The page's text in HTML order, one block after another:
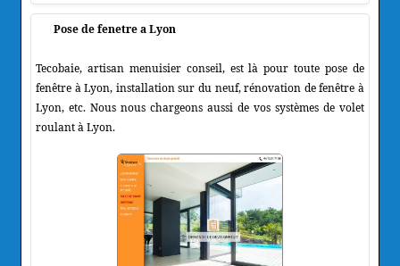
Pose de fenetre a Lyon
Tecobaie, artisan menuisier conseil, est là pour toute pose de
fenêtre à Lyon, installation sur du neuf, rénovation de fenêtre à
Lyon, etc. Nous nous chargeons aussi de vos systèmes de volet
roulant à Lyon.